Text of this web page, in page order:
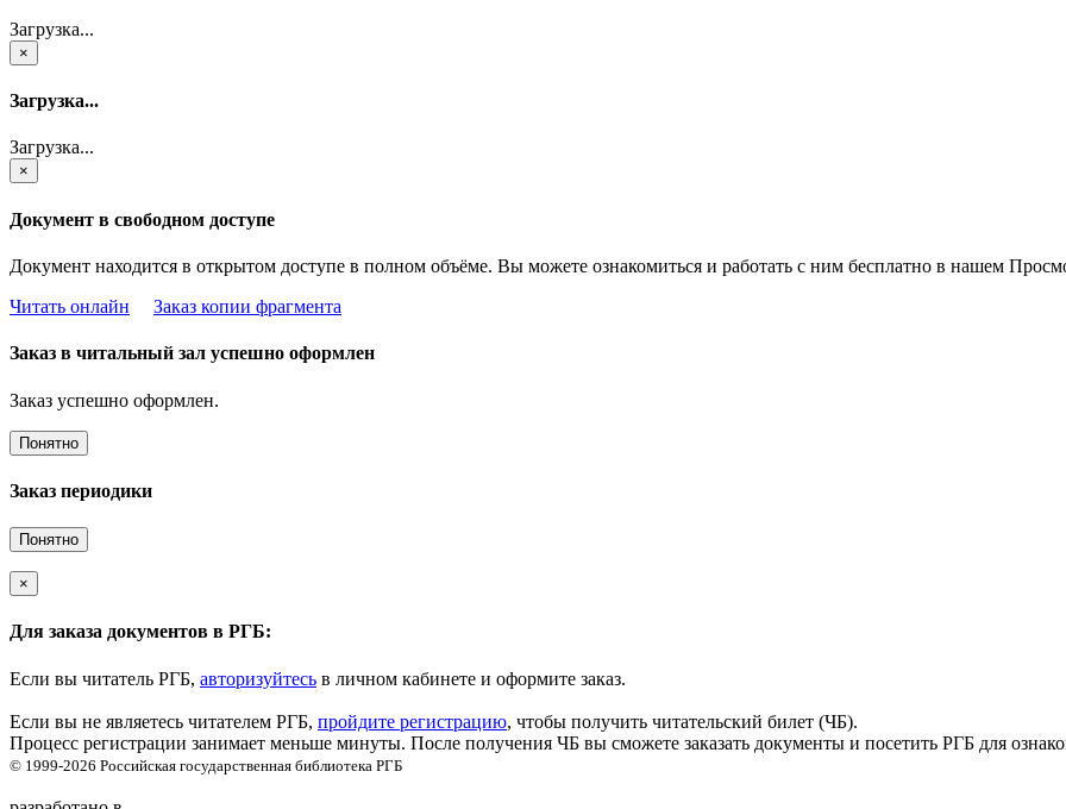
Загрузка...
×
Загрузка...
Загрузка...
×
Документ в свободном доступе
Документ находится в открытом доступе в полном объёме. Вы можете ознакомиться и работать с ним бесплатно в нашем
Читать онлайн
Заказ копии фрагмента
Заказ в читальный зал успешно оформлен
Заказ успешно оформлен.
Понятно
Заказ периодики
Понятно
×
Для заказа документов в РГБ:
Если вы читатель РГБ, авторизуйтесь в личном кабинете и оформите заказ.
Если вы не являетесь читателем РГБ, пройдите регистрацию, чтобы получить читательский билет (ЧБ).
Процесс регистрации занимает меньше минуты. После получения ЧБ вы сможете заказать документы и посетить РГБ для
© 1999-2026 Российская государственная библиотека РГБ